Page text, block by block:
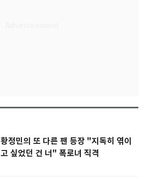
황정민의 또 다른 팬 등장 "지독히 엮이
고 싶었던 건 너" 폭로녀 직격